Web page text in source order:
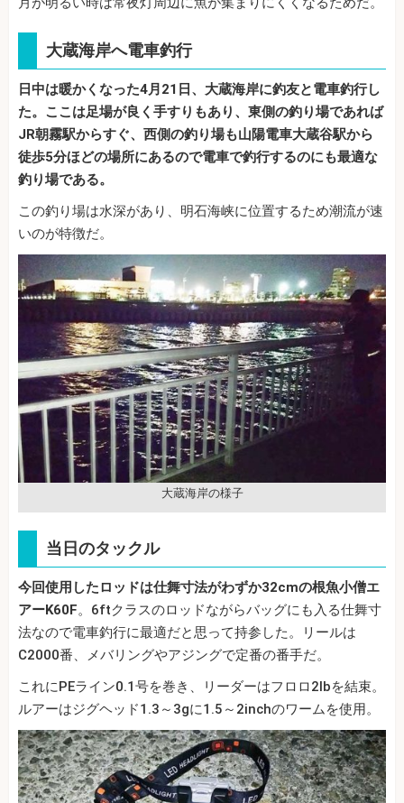
大蔵海岸へ電車釣行
日中は暖かくなった4月21日、大蔵海岸に釣友と電車釣行し
た。ここは足場が良く手すりもあり、東側の釣り場であれば
JR朝霧駅からすぐ、西側の釣り場も山陽電車大蔵谷駅から
徒歩5分ほどの場所にあるので電車で釣行するのにも最適な
釣り場である。
この釣り場は水深があり、明石海峡に位置するため潮流が速
いのが特徴だ。
大蔵海岸の様子
当日のタックル
今回使用したロッドは仕舞寸法がわずか32cmの根魚小僧エ
アーK60F。6ftクラスのロッドながらバッグにも入る仕舞寸
法なので電車釣行に最適だと思って持参した。リールは
C2000番、メバリングやアジングで定番の番手だ。
これにPEライン0.1号を巻き、リーダーはフロロ2lbを結束。
ルアーはジグヘッド1.3～3gに1.5～2inchのワームを使用。